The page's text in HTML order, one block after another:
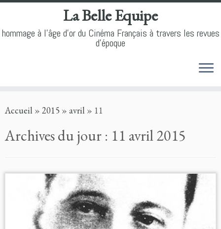
to
La Belle Equipe
hommage à l'âge d'or du Cinéma Français à travers les revues
d'époque
Accueil » 2015 » avril » 11
Archives du jour : 11 avril 2015